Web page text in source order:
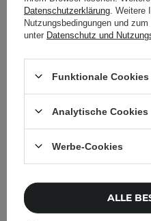
Datenschutzerklärung .
Nutzungsbedingungen und
unter Datenschutz und
Funktionale
Analytische Cookies
Werbe-Cookies
ALLE